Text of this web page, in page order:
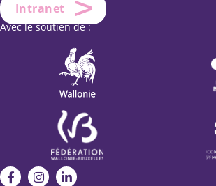
Intranet
Avec le soutien de :